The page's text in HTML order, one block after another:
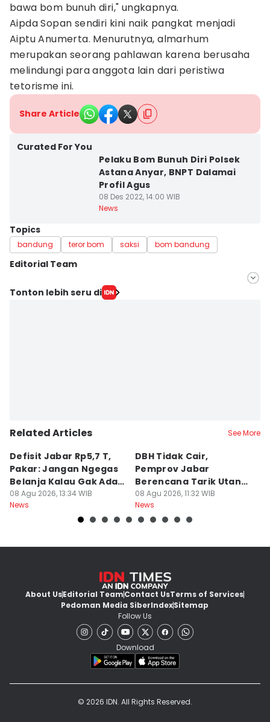
bawa bom bunuh diri," ungkapnya.
Aipda Sopan sendiri kini naik pangkat menjadi
Aiptu Anumerta. Menurutnya, almarhum
merupakan seorang pahlawan karena berusaha
melindungi para anggota lain dari peristiwa
tetorisme ini.
Share Article
Curated For You
Pelaku Bom Bunuh Diri Polsek
Astana Anyar, BNPT Dalamai
Profil Agus
08 Des 2022, 14:00 WIB
News
Topics
bandung teror bom saksi bom bandung
Editorial Team
Editor
Tonton lebih seru di
Related Articles See More
Defisit Jabar Rp5,7 T,
Pakar: Jangan Ngegas
Belanja Kalau Gak Ada
Duit
08 Agu 2026, 13:34 WIB
News
DBH Tidak Cair,
Pemprov Jabar
Berencana Tarik Utang
Rp3,4 Triliun
08 Agu 2026, 11:32 WIB
News
About UsEditorial TeamContact UsTerms of Services
Pedoman Media SiberIndexSitemap
Follow Us
Download
© 2026 IDN. All Rights Reserved.